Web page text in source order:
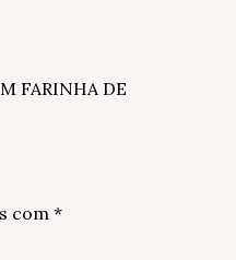
FARINHA DE
com *